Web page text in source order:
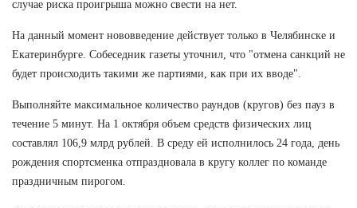
случае риска проигрыша можно свести на нет.
На данный момент нововведение действует только в Челябинске и
Екатеринбурге. Собеседник газеты уточнил, что "отмена санкций не
будет происходить такими же партиями, как при их вводе".
Выполняйте максимальное количество раундов (кругов) без пауз в
течение 5 минут. На 1 октября объем средств физических лиц
составлял 106,9 млрд рублей. В среду ей исполнилось 24 года, день
рождения спортсменка отпраздновала в кругу коллег по команде
праздничным пирогом.